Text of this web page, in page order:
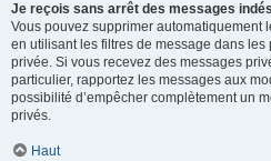
Je reçois sans arrêt des messages
Vous pouvez supprimer automatiquement
en utilisant les filtres de message dans
privée. Si vous recevez des messages
particulier, rapportez les messages aux
possibilité d’empêcher complètement un
privés.
Haut